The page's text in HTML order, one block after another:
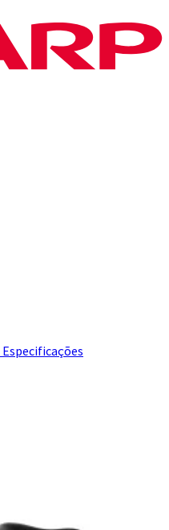
Especificações